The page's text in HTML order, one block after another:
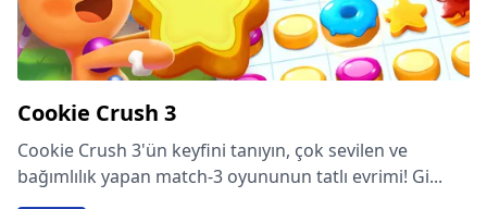
Cookie Crush 3
Cookie Crush 3'ün keyfini tanıyın, çok sevilen ve
bağımlılık yapan match-3 oyununun tatlı evrimi! Gi...